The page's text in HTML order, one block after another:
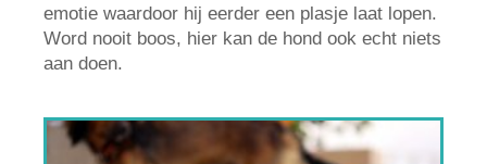
emotie waardoor hij eerder een plasje laat lopen.
Word nooit boos, hier kan de hond ook echt niets
aan doen.